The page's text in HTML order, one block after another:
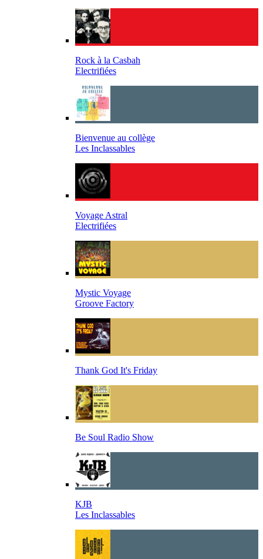
Rock à la Casbah
Electrifiées
Bienvenue au collège
Les Inclassables
Voyage Astral
Electrifiées
Mystic Voyage
Groove Factory
Thank God It's Friday
Be Soul Radio Show
KJB
Les Inclassables